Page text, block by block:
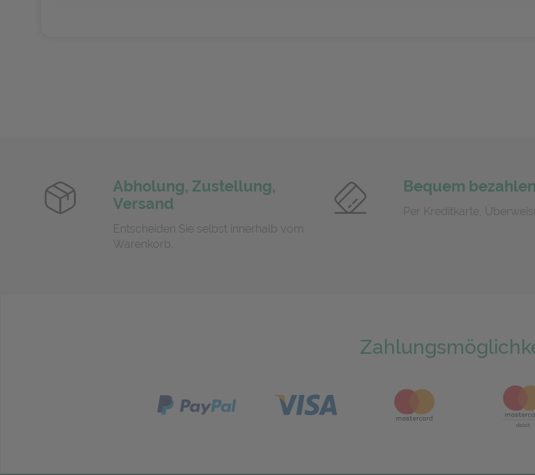
Abholung, Zustellung,
Versand
Entscheiden Sie selbst innerhalb vom
Warenkorb.
Bequem bezahlen
Per Kreditkarte,